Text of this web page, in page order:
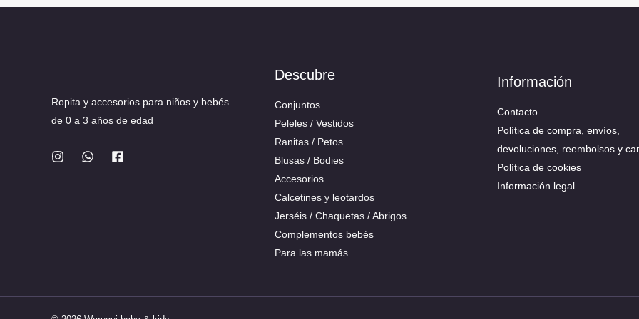
Ropita y accesorios para niños y bebés
de 0 a 3 años de edad
Descubre
Conjuntos
Peleles / Vestidos
Ranitas / Petos
Blusas / Bodies
Accesorios
Calcetines y leotardos
Jerséis / Chaquetas / Abrigos
Complementos bebés
Para las mamás
Información
Contacto
Política de compra, envíos,
devoluciones, reembolsos y
Política de cookies
Información legal